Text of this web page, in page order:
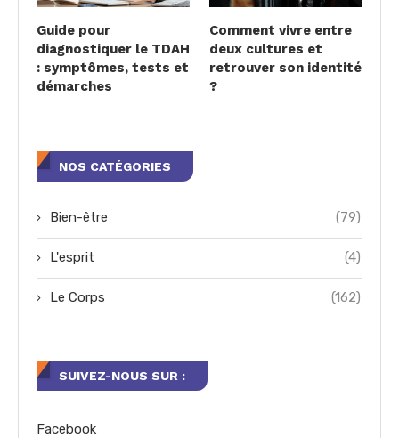
Guide pour
diagnostiquer le TDAH
: symptômes, tests et
démarches
Comment vivre entre
deux cultures et
retrouver son identité
?
NOS CATÉGORIES
Bien-être (79)
L'esprit (4)
Le Corps (162)
SUIVEZ-NOUS SUR :
Facebook